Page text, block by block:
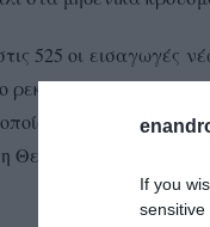
If you
525 οι εισαγωγές
ρεκόρ των 645, ενώ
τα 347 στο
Θεσσαλονίκη